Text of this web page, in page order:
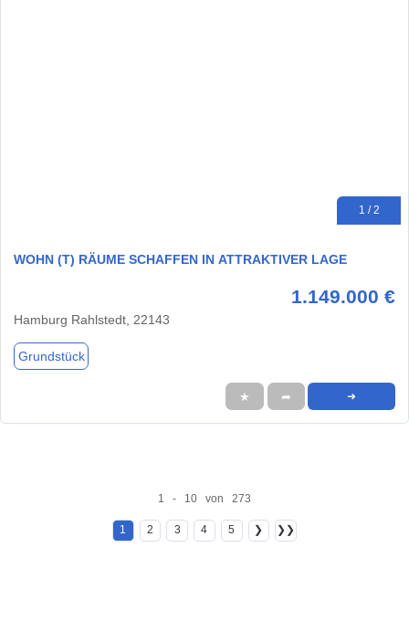
1 / 2
WOHN (T) RÄUME SCHAFFEN IN ATTRAKTIVER LAGE
1.149.000 €
Hamburg Rahlstedt, 22143
Grundstück
★ ➦ ➜
1 - 10 von 273
1 2 3 4 5 ❯ ❯❯